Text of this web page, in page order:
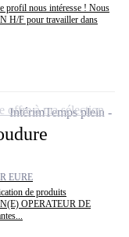
profil nous intéresse ! Nous
H/F pour travailler dans
EURE
de produits
OPERATEUR DE
IntérimTemps plein
offre à ma sélection